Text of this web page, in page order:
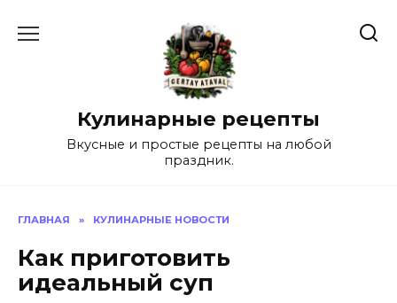
Кулинарные рецепты
Вкусные и простые рецепты на любой
праздник.
ГЛАВНАЯ » КУЛИНАРНЫЕ НОВОСТИ
Как приготовить
идеальный суп